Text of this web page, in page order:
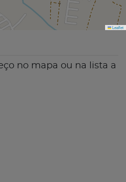
Leaflet
no mapa ou na lista a